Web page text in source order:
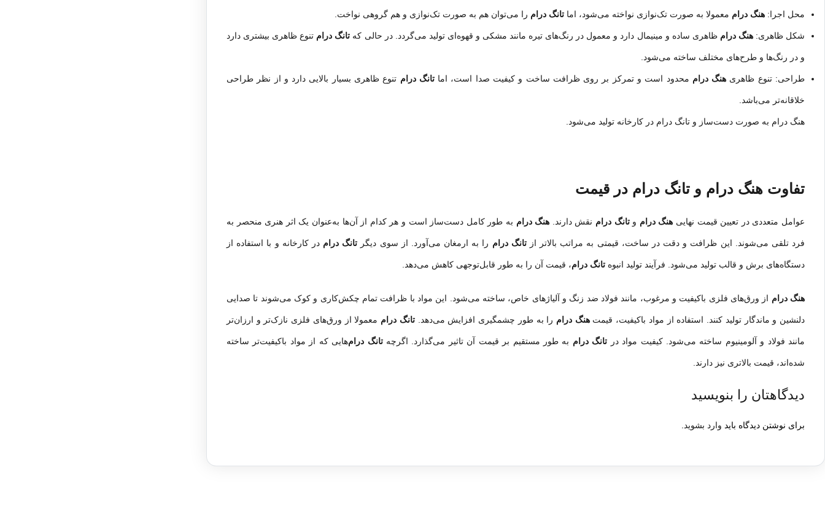
محل اجرا: هنگ درام معمولا به صورت تک‌نوازی نواخته می‌شود، اما تانگ درام را می‌توان هم به صورت تک‌نوازی و هم گروهی نواخت.
شکل ظاهری:هنگ درام ظاهری ساده و مینیمال دارد و معمول در رنگ‌های تیره مانند مشکی و قهوه‌ای تولید می‌گردد. در حالی که تانگ درام تنوع ظاهری بیشتری دارد
و در رنگ‌ها و طرح‌های مختلف ساخته می‌شود.
طراحی: تنوع ظاهری هنگ درام محدود است و تمرکز بر روی ظرافت ساخت و کیفیت صدا است، اماتانگ درام تنوع ظاهری بسیار بالایی دارد و از نظر طراحی
خلاقانه‌تر می‌باشد.
هنگ درام به صورت دست‌ساز و تانگ درام در کارخانه تولید می‌شود.
تفاوت هنگ درام و تانگ درام در قیمت
عوامل متعددی در تعیین قیمت نهایی هنگ درام وتانگ درام نقش دارند. هنگ درام به طور کامل دست‌ساز است و هر کدام از آن‌ها به‌عنوان یک اثر هنری منحصر به
فرد تلقی می‌شوند. این ظرافت و دقت در ساخت، قیمتی به مراتب بالاتر ازتانگ درام را به ارمغان می‌آورد. از سوی دیگر تانگ درامدر کارخانه و با استفاده از
دستگاه‌های برش و قالب تولید می‌شود. فرآیند تولید انبوه تانگ درام، قیمت آن را به طور قابل‌توجهی کاهش می‌دهد.
هنگ درام از ورق‌های فلزی باکیفیت و مرغوب، مانند فولاد ضد زنگ و آلیاژهای خاص، ساخته می‌شود. این مواد با ظرافت تمام چکش‌کاری و کوک می‌شوند تا صدایی
دلنشین و ماندگار تولید کنند. استفاده از مواد باکیفیت، قیمتهنگ درام را به طور چشمگیری افزایش می‌دهد.تانگ درام معمولا از ورق‌های فلزی نازک‌تر و ارزان‌تر
مانند فولاد و آلومینیوم ساخته می‌شود. کیفیت مواد در تانگ درام به طور مستقیم بر قیمت آن تاثیر می‌گذارد. اگرچهتانگ درام‌هایی که از مواد باکیفیت‌تر ساخته
شده‌اند، قیمت بالاتری نیز دارند.
دیدگاهتان را بنویسید
برای نوشتن دیدگاه باید وارد بشوید